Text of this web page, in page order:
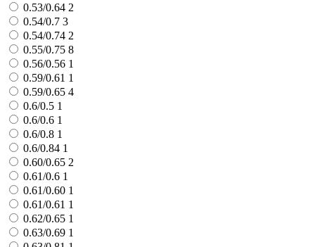
0.53/0.64 2
0.54/0.7 3
0.54/0.74 2
0.55/0.75 8
0.56/0.56 1
0.59/0.61 1
0.59/0.65 4
0.6/0.5 1
0.6/0.6 1
0.6/0.8 1
0.6/0.84 1
0.60/0.65 2
0.61/0.6 1
0.61/0.60 1
0.61/0.61 1
0.62/0.65 1
0.63/0.69 1